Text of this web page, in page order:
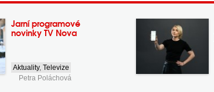
Jarní programové
novinky TV Nova
Aktuality,Televize
Petra Poláchová